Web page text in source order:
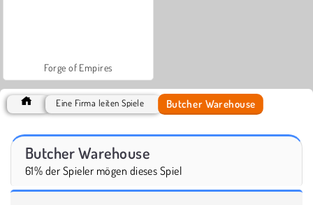
Forge of Empires
Eine Firma leiten Spiele Butcher Warehouse
Butcher Warehouse
61% der Spieler mögen dieses Spiel